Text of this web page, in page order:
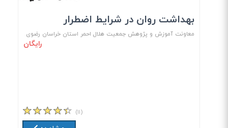
بهداشت روان در شرایط اضطرار
معاونت آموزش و پژوهش جمعیت هلال احمر استان خراسان رضوی
رایگان
(۱۱)